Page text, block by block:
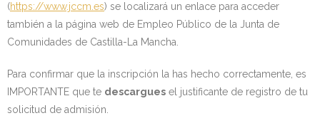
(https://www.jccm.es) se localizará un enlace para acceder
también a la página web de Empleo Público de la Junta de
Comunidades de Castilla-La Mancha.
Para confirmar que la inscripción la has hecho correctamente, es
IMPORTANTE que te descargues el justificante de registro de tu
solicitud de admisión.